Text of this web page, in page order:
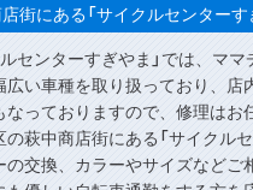
街にある「サイクルセンターす
センターすぎやま」では、
い車種を取り扱っており、
っておりますので、修理はお
萩中商店街にある「サイクル
交換、カラーやサイズなどご